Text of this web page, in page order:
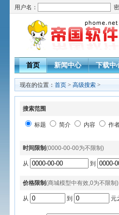
用户名：
首页 新闻中心 下载中
现在的位置： 首页 > 高级搜索 >
搜索范围
标题 简介 内容 作
时间限制(0000-00-00为不限制)
从 到
价格限制(商城模型中有效,0为不限制)
从 到 元